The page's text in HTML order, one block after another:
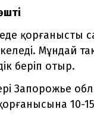
Мұндай
беріп отыр.
Запорожье
10-